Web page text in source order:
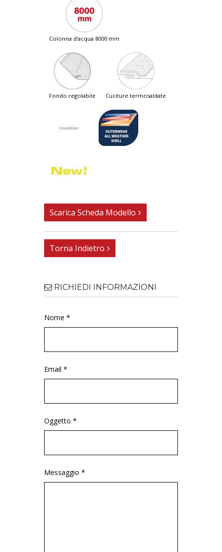
colonna d'acqua 8000 mm
fondo regolabile cuciture termosaldate
Scarica Scheda Modello
Torna Indietro
RICHIEDI INFORMAZIONI
Nome *
Email *
Oggetto *
Messaggio *